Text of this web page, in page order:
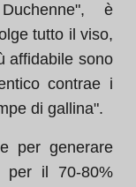
è
tutto il viso,
affidabile sono
contrae i
di gallina".
per generare
per il 70-80%